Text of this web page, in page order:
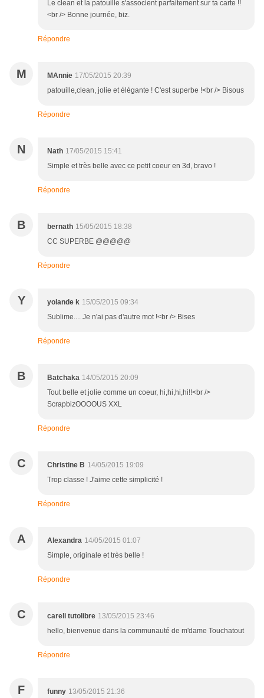
Le clean et la patouille s'associent parfaitement sur ta carte !!
<br /> Bonne journée, biz.
Répondre
M MAnnie 17/05/2015 20:39
patouille,clean, jolie et élégante ! C'est superbe !<br /> Bisous
Répondre
N Nath 17/05/2015 15:41
Simple et très belle avec ce petit coeur en 3d, bravo !
Répondre
B bernath 15/05/2015 18:38
CC SUPERBE @@@@@
Répondre
Y yolande k 15/05/2015 09:34
Sublime.... Je n'ai pas d'autre mot !<br /> Bises
Répondre
B Batchaka 14/05/2015 20:09
Tout belle et jolie comme un coeur, hi,hi,hi,hi!!<br />
ScrapbizOOOOUS XXL
Répondre
C Christine B 14/05/2015 19:09
Trop classe ! J'aime cette simplicité !
Répondre
A Alexandra 14/05/2015 01:07
Simple, originale et très belle !
Répondre
C careli tutolibre 13/05/2015 23:46
hello, bienvenue dans la communauté de m'dame Touchatout
Répondre
F funny 13/05/2015 21:36